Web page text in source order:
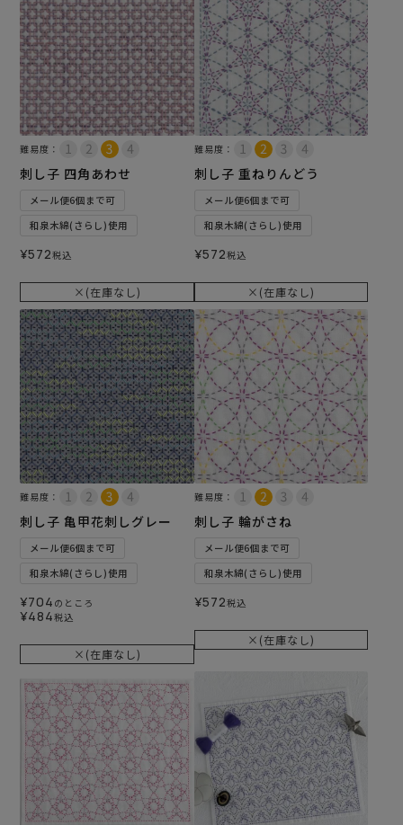
難易度：
刺し子 四角あわせ
メール便6個まで可
和泉木綿(さらし)使用
¥572税込
×(在庫なし)
難易度：
刺し子 重ねりんどう
メール便6個まで可
和泉木綿(さらし)使用
¥572税込
×(在庫なし)
難易度：
刺し子 亀甲花刺しグレー
メール便6個まで可
和泉木綿(さらし)使用
¥704 のところ
¥484税込
×(在庫なし)
難易度：
刺し子 輪がさね
メール便6個まで可
和泉木綿(さらし)使用
¥572税込
×(在庫なし)